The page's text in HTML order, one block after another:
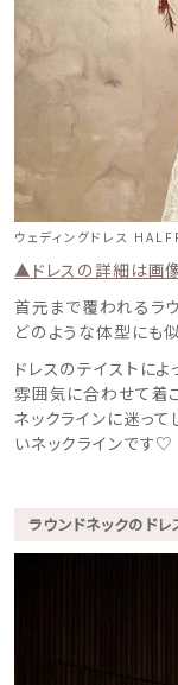
ウェディングドレス
▲ドレスの詳細は画
首元まで覆われるラウ
どのような体型にも
ドレスのテイストに
雰囲気に合わせて着
ネックラインに迷っ
いネックラインです♡
ラウンドネックのドレ